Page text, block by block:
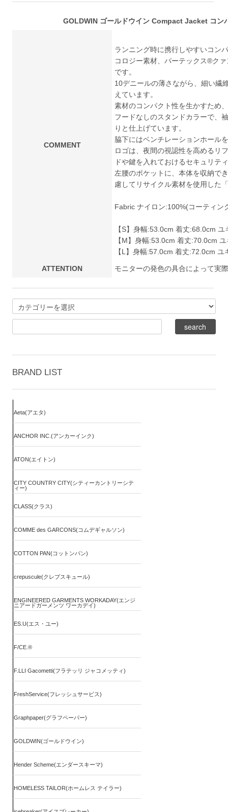
GOLDWIN ゴールドウイン Compact Jacket コン
COMMENT
ランニング時に携行しやすいコン
コロジー素材、パーテックス®ク
です。
10デニールの薄さながら、細い繊
えています。
素材のコンパクト性を生かすため
フードなしのスタンドカラーで、
りと仕上げています。
脇下にはベンチレーションホール
ロゴは、夜間の視認性を高めるリ
ドや鍵を入れておけるセキュリテ
左腰のポケットに、本体を収納で
慮してリサイクル素材を使用した
Fabric ナイロン:100%(コーティン
【S】身幅:53.0cm 着丈:68.0cm
【M】身幅:53.0cm 着丈:70.0cm
【L】身幅:57.0cm 着丈:72.0cm
ATTENTION モニターの発色の具合によって実
BRAND LIST
Aeta(アエタ)
ANCHOR INC.(アンカーインク)
ATON(エイトン)
CITY COUNTRY CITY(シティーカントリーシテ
ィー)
CLASS(クラス)
COMME des GARCONS(コムデギャルソン)
COTTON PAN(コットンパン)
crepuscule(クレプスキュール)
ENGINEERED GARMENTS WORKADAY(エンジ
ニアードガーメンツ ワーカデイ)
ES.U(エス・ユー)
F/CE.®
F.LLI Gacometti(フラテッリ ジャコメッティ)
FreshService(フレッシュサービス)
Graphpaper(グラフペーパー)
GOLDWIN(ゴールドウイン)
Hender Scheme(エンダースキーマ)
HOMELESS TAILOR(ホームレス テイラー)